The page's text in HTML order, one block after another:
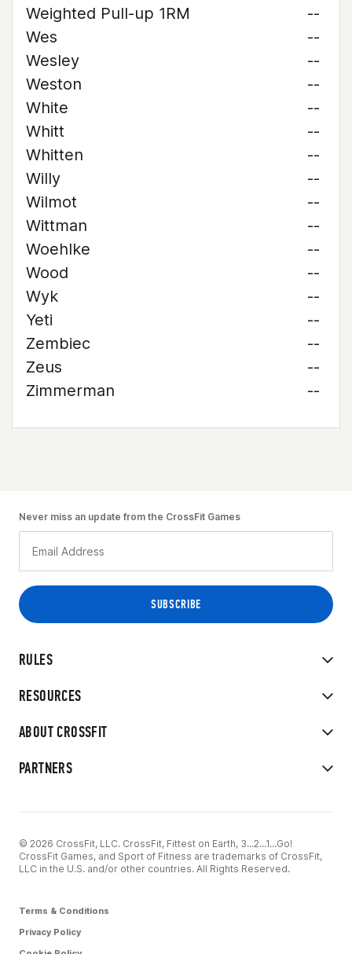
Weighted Pull-up 1RM
--
Wes
--
Wesley
--
Weston
--
White
--
Whitt
--
Whitten
--
Willy
--
Wilmot
--
Wittman
--
Woehlke
--
Wood
--
Wyk
--
Yeti
--
Zembiec
--
Zeus
--
Zimmerman
--
RULES
RESOURCES
ABOUT CROSSFIT
PARTNERS
Never miss an update from the CrossFit Games
© 2026 CrossFit, LLC. CrossFit, Fittest on Earth, 3...2...1...Go!
CrossFit Games, and Sport of Fitness are trademarks of CrossFit,
LLC in the U.S. and/or other countries. All Rights Reserved.
Terms & Conditions
Privacy Policy